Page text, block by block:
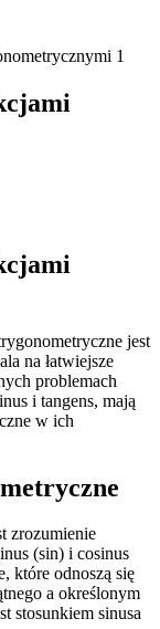
1
jest
na łatwiejsze
problemach
i tangens, mają
w ich
zrozumienie
(sin) i cosinus
które odnoszą się
a określonym
stosunkiem sinusa